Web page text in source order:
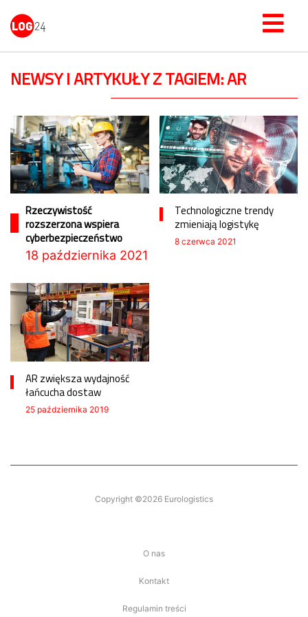
NEWSY I ARTYKUŁY Z TAGIEM: AR
Rzeczywistość
rozszerzona wspiera
cyberbezpieczeństwo
18 października 2021
Technologiczne trendy
zmieniają logistykę
8 czerwca 2021
AR zwiększa wydajność
łańcucha dostaw
25 października 2019
Copyright ©2026 Eurologistics
O nas
Kontakt
Regulamin treści